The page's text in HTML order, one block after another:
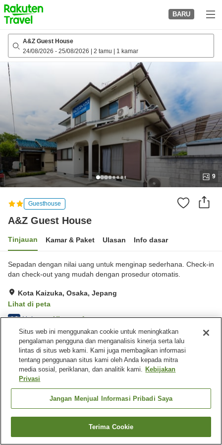
to
top
page
BARU
A&Z Guest House
24/08/2026 - 25/08/2026 2 tamu 1 kamar
9
Guesthouse
A&Z Guest House
Tinjauan Kamar & Paket Ulasan Info dasar
Sepadan dengan nilai uang untuk menginap sederhana. Check-in
dan check-out yang mudah dengan prosedur otomatis.
Kota Kaizuka, Osaka, Jepang
Lihat di peta
4.3 Hebat Ulasan:4
Beranda Jepang Kota Kaizuka
Cari kamar
Situs web ini menggunakan cookie untuk meningkatkan
pengalaman pengguna dan menganalisis kinerja serta lalu
lintas di situs web kami. Kami juga membagikan informasi
tentang penggunaan situs kami oleh Anda kepada mitra
media sosial, periklanan, dan analitik kami. Kebijakan
Privasi
Jangan Menjual Informasi Pribadi Saya
Terima Cookie